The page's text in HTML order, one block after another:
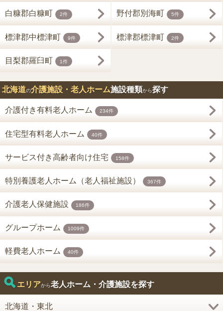
白糠郡白糠町 2件 野付郡別海町 5件
標津郡中標津町 9件 標津郡標津町 2件
目梨郡羅臼町 1件
北海道の介護施設・老人ホーム施設種類から探す
介護付き有料老人ホーム 234件
住宅型有料老人ホーム 40件
サービス付き高齢者向け住宅 158件
特別養護老人ホーム（老人福祉施設） 367件
介護老人保健施設 186件
グループホーム 1009件
軽費老人ホーム 40件
エリアから老人ホーム・介護施設を探す
北海道・東北